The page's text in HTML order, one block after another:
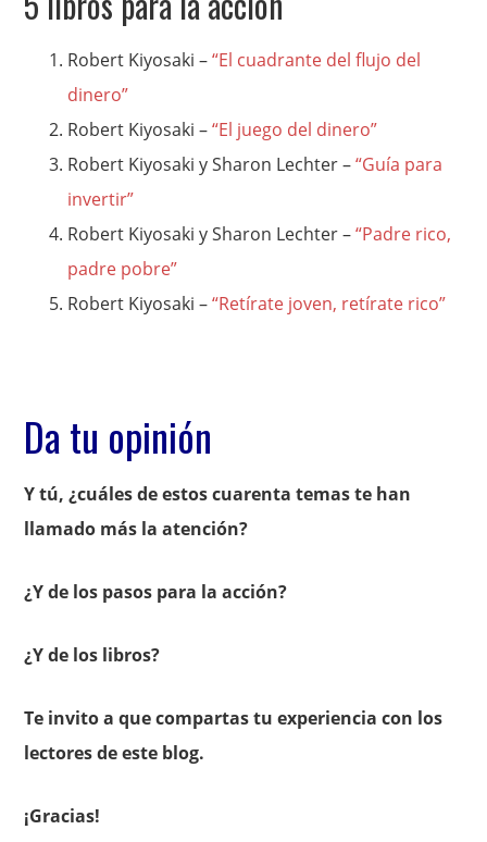
Robert Kiyosaki –“El cuadrante del flujo del
dinero”
Robert Kiyosaki –“El juego del dinero”
Robert Kiyosaki y Sharon Lechter –“Guía para
invertir”
Robert Kiyosaki y Sharon Lechter –“Padre rico,
padre pobre”
Robert Kiyosaki –“Retírate joven, retírate rico”
Da tu opinión
Y tú, ¿cuáles de estos cuarenta temas te han
llamado más la atención?
¿Y de los pasos para la acción?
¿Y de los libros?
Te invito a que compartas tu experiencia con los
lectores de este blog.
¡Gracias!